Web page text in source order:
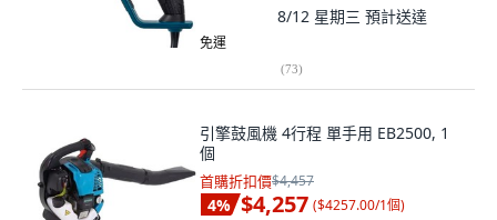
8/12 星期三 預計送達
免運
(73)
引擎鼓風機 4行程 單手用 EB2500, 1
個
首購折扣價$4,457
4% $4,257 ($4257.00/1個)